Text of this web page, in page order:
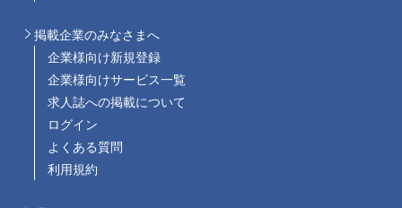
掲載企業のみなさまへ
企業様向け新規登録
企業様向けサービス一覧
求人誌への掲載について
ログイン
よくある質問
利用規約